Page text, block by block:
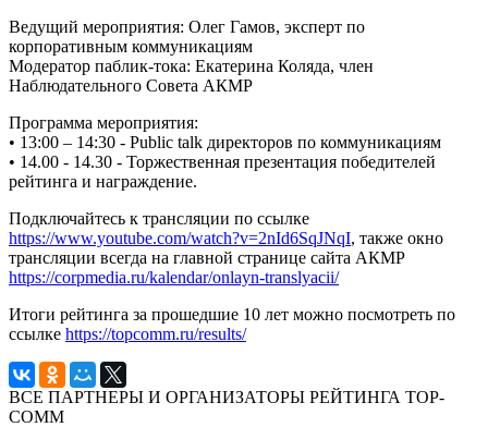
Ведущий мероприятия: Олег Гамов, эксперт по
корпоративным коммуникациям
Модератор паблик-тока: Екатерина Коляда, член
Наблюдательного Совета АКМР
Программа мероприятия:
• 13:00 – 14:30 - Public talk директоров по коммуникациям
• 14.00 - 14.30 - Торжественная презентация победителей
рейтинга и награждение.
Подключайтесь к трансляции по ссылке
https://www.youtube.com/watch?v=2nId6SqJNqI, также окно
трансляции всегда на главной странице сайта АКМР
https://corpmedia.ru/kalendar/onlayn-translyacii/
Итоги рейтинга за прошедшие 10 лет можно посмотреть по
ссылке https://topcomm.ru/results/
ВСЕ ПАРТНЕРЫ И ОРГАНИЗАТОРЫ РЕЙТИНГА TOP-
COMM